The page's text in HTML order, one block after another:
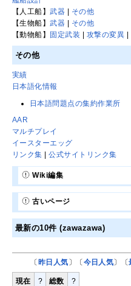
【人工船】武器 | その他
【生物船】武器 | その他
【動物船】 固定武装 | 攻撃の変異 |
その他
実績
日本語化情報
日本語問題点の集約作業所
AAR
マルチプレイ
イースターエッグ
リンク集 |公式サイトリンク集
Wiki編集
古いページ
最新の10件 (zawazawa)
〔昨日人気〕〔今日人気〕〔
現在 ? 総数 ?